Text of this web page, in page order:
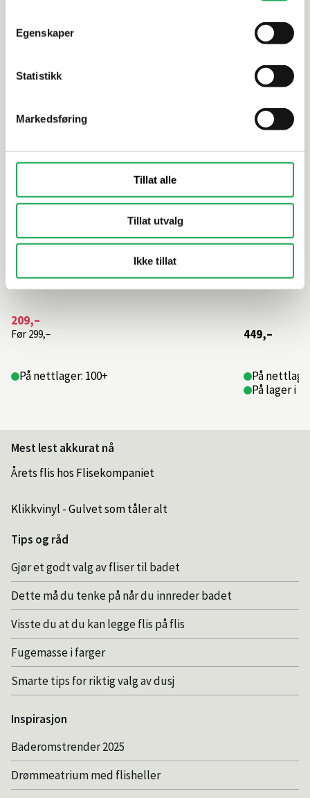
Egenskaper
Statistikk
Markedsføring
Tillat alle
Tillat utvalg
Ikke tillat
Moonstone, Beige 5x5 Mosaikkflis
209,–
Før 299,–
På nettlager: 100+
Solida,
449,–
På
På lager i
Mest lest akkurat nå
Årets flis hos Flisekompaniet
Klikkvinyl - Gulvet som tåler alt
Tips og råd
Gjør et godt valg av fliser til badet
Dette må du tenke på når du innreder badet
Visste du at du kan legge flis på flis
Fugemasse i farger
Smarte tips for riktig valg av dusj
Inspirasjon
Baderomstrender 2025
Drømmeatrium med flisheller